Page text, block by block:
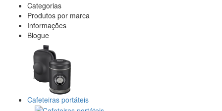
Categorias
Produtos por marca
Informações
Blogue
Cafeteiras portáteis